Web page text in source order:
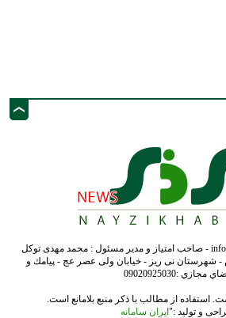
نشانی ایمیل: info@nayzinews.ir - صاحب امتیاز و مدیر مسئول : محمد مهدی توکل
شهرستان نی ریز - خیابان ولی عصر عج - پيامك و
مجازي :09020925030
استفاده از مطالب با ذکر منبع بلامانع است.
و تولید :"ایران سامانه